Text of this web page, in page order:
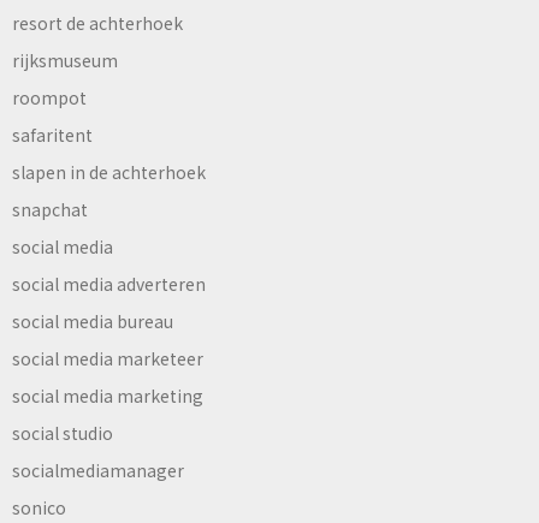
resort de achterhoek
rijksmuseum
roompot
safaritent
slapen in de achterhoek
snapchat
social media
social media adverteren
social media bureau
social media marketeer
social media marketing
social studio
socialmediamanager
sonico